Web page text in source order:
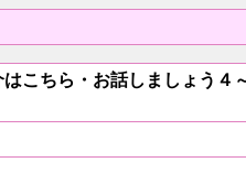
はこちら・お話しましょう４